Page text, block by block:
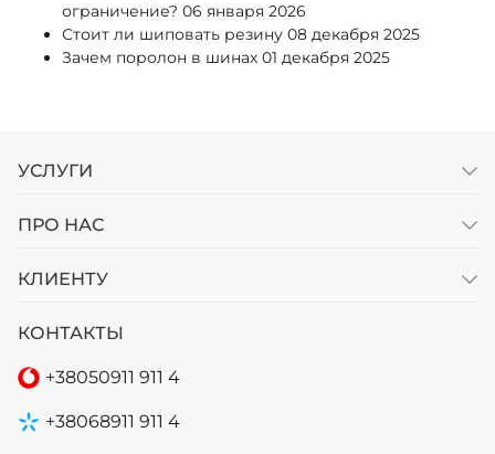
ограничение? 06 января 2026
Стоит ли шиповать резину 08 декабря 2025
Зачем поролон в шинах 01 декабря 2025
УСЛУГИ
ПРО НАС
КЛИЕНТУ
КОНТАКТЫ
+38050911 911 4
+38068911 911 4